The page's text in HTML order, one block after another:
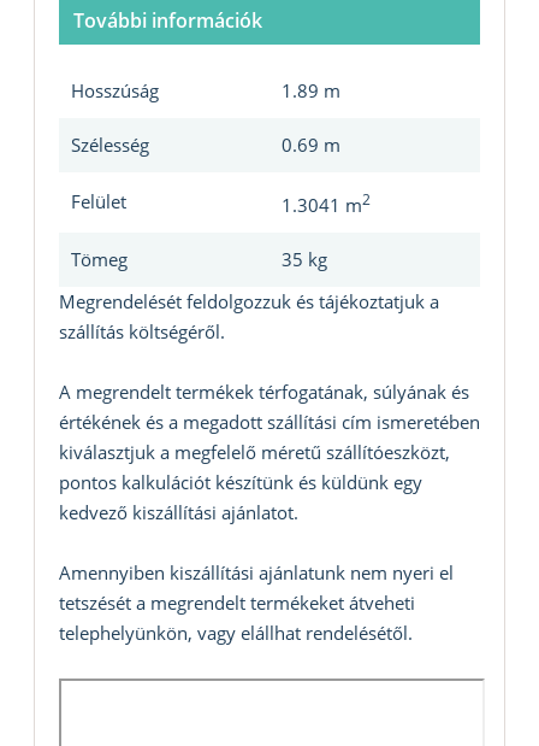
További információk
Hosszúság 1.89 m
Szélesség 0.69 m
Felület 1.3041 m2
Tömeg
35 kg
Megrendelését feldolgozzuk és tájékoztatjuk a
szállítás költségéről.
A megrendelt termékek térfogatának, súlyának és
értékének és a megadott szállítási cím ismeretében
kiválasztjuk a megfelelő méretű szállítóeszközt,
pontos kalkulációt készítünk és küldünk egy
kedvező kiszállítási ajánlatot.
Amennyiben kiszállítási ajánlatunk nem nyeri el
tetszését a megrendelt termékeket átveheti
telephelyünkön, vagy elállhat rendelésétől.